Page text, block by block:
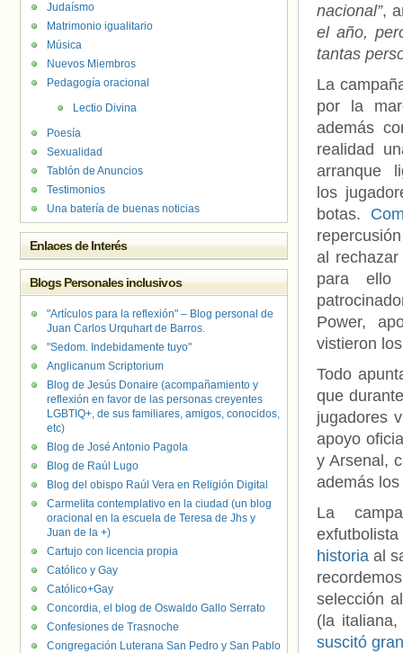
nacional”,
el año,
tantas
La
por la
además
realidad
arranque
los
botas.
al
para ello
Power,
vistieron
Todo
que
jugadores
apoyo
y Arsenal,
además
La
historia al
selección
(la
suscitó
Judaísmo
Matrimonio igualitario
Música
Nuevos Miembros
Pedagogía oracional
Lectio Divina
Poesía
Sexualidad
Tablón de Anuncios
Testimonios
Una batería de buenas noticias
Enlaces de Interés
Blogs Personales inclusivos
"Artículos para la reflexión" – Blog personal de
Juan Carlos Urquhart de Barros.
"Sedom. Indebidamente tuyo"
Anglicanum Scriptorium
Blog de Jesús Donaire (acompañamiento y
reflexión en favor de las personas creyentes
LGBTIQ+, de sus familiares, amigos, conocidos,
etc)
Blog de José Antonio Pagola
Blog de Raúl Lugo
Blog del obispo Raúl Vera en Religión Digital
Carmelita contemplativo en la ciudad (un blog
oracional en la escuela de Teresa de Jhs y
Juan de la +)
Cartujo con licencia propia
Católico y Gay
Católico+Gay
Concordia, el blog de Oswaldo Gallo Serrato
Confesiones de Trasnoche
Congregación Luterana San Pedro y San Pablo